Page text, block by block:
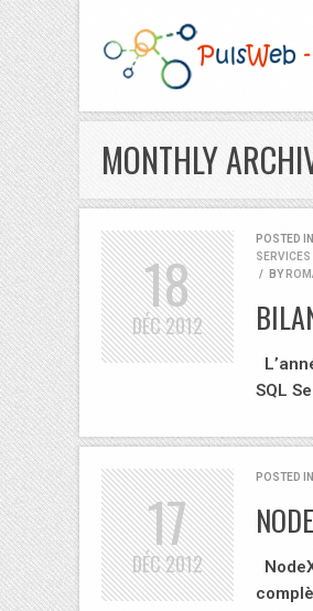
MONTHLY
POSTED IN
SERVICES
/
BY
SQL
18
DÉC2012
POSTED IN
17
DÉC2012